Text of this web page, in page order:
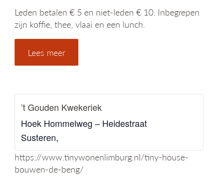
e
Leden betalen € 5 en niet-leden € 10. Inbegrepen
zijn koffie, thee, vlaai en een lunch.
Lees meer
’t Gouden Kwekeriek
Hoek Hommelweg – Heidestraat
Susteren,
https://www.tinywonenlimburg.nl/tiny-house-
bouwen-de-beng/